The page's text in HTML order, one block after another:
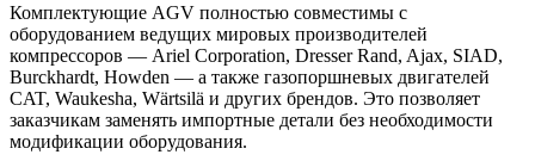
Комплектующие AGV полностью совместимы с
оборудованием ведущих мировых производителей
компрессоров — Ariel Corporation, Dresser Rand, Ajax, SIAD,
Burckhardt, Howden — а также газопоршневых двигателей
CAT, Waukesha, Wärtsilä и других брендов. Это позволяет
заказчикам заменять импортные детали без необходимости
модификации оборудования.